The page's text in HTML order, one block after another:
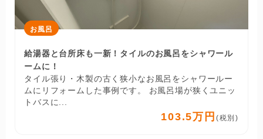
お風呂
給湯器と台所床も一新！タイルのお風呂をシャワール
ームに！
タイル張り・木製の古く狭小なお風呂をシャワールー
ムにリフォームした事例です。 お風呂場が狭くユニッ
トバスに...
103.5万円 (税別)